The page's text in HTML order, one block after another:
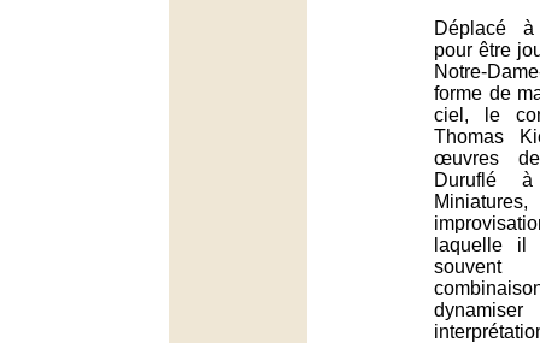
Déplacé à
pour être
Notre-
forme de
ciel, le
Thomas
œuvres
Duruflé
laquelle il
souvent